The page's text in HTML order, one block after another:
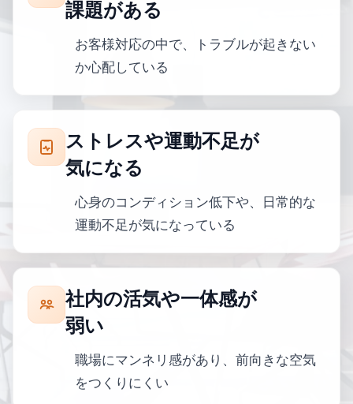
課題がある
お客様対応の中で、トラブルが起きない
か心配している
ストレスや運動不足が
気になる
心身のコンディション低下や、日常的な
運動不足が気になっている
社内の活気や一体感が
弱い
職場にマンネリ感があり、前向きな空気
をつくりにくい